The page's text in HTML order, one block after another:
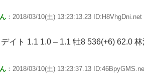
：2018/03/10(土) 13:23:13.23 ID:H8VhgDni.net
イト 1.1 1.0 – 1.1 牡8 536(+6) 62.0 林
：2018/03/10(土) 13:23:37.13